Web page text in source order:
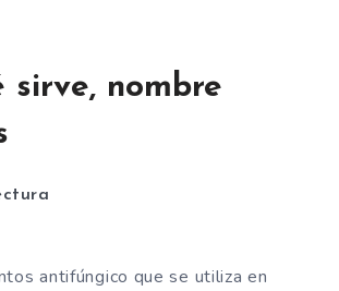
sirve, nombre
antifúngico que se utiliza en